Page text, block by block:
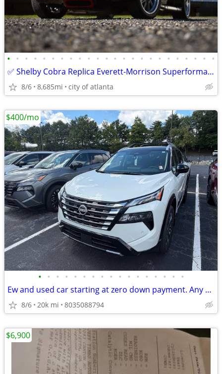
• • • • • • • • • • • • • • • • • • • • • • • •
✅ Shelby Cobra Replica Everett-Morrison Superformance Backdraft Racing
8/6 8,685mi city of atlanta
• • • • • • • • • • • • • • • • •
Ew and used car starting at zero down payment. Any credit accepted
8/6 20k mi 8035088794
$400/mo
$6,900